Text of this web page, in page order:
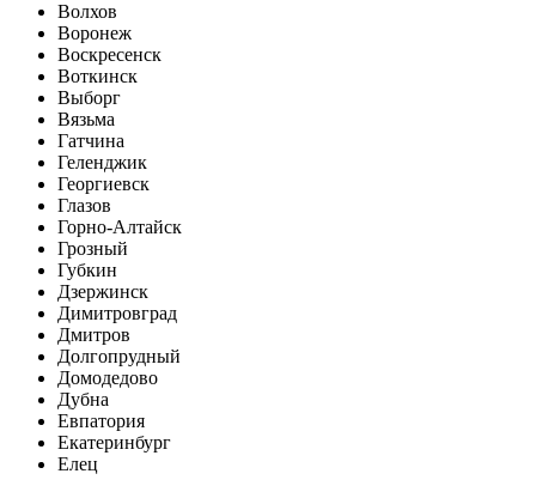
Волхов
Воронеж
Воскресенск
Воткинск
Выборг
Вязьма
Гатчина
Геленджик
Георгиевск
Глазов
Горно-Алтайск
Грозный
Губкин
Дзержинск
Димитровград
Дмитров
Долгопрудный
Домодедово
Дубна
Евпатория
Екатеринбург
Елец